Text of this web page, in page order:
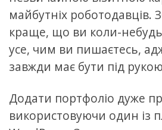
майбутніх роботодавців.
краще, що ви коли-
усе, чим ви пишаєтесь,
завжди має бути під
Додати портфоліо дуже
використовуючи один із